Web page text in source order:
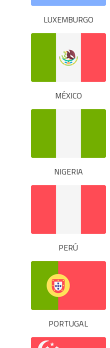
LUXEMBURGO
MÉXICO
NIGERIA
PERÚ
PORTUGAL